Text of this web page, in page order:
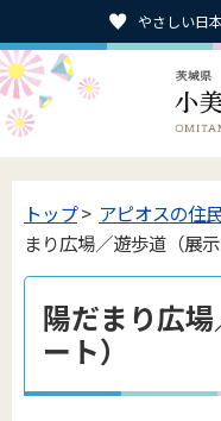
やさしい日
トップ> アピオスの住
まり広場／遊歩道（展示
陽だまり広
ート）